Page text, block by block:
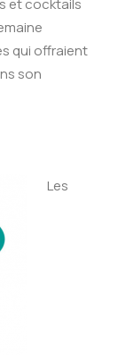
qui offraient
son
Les